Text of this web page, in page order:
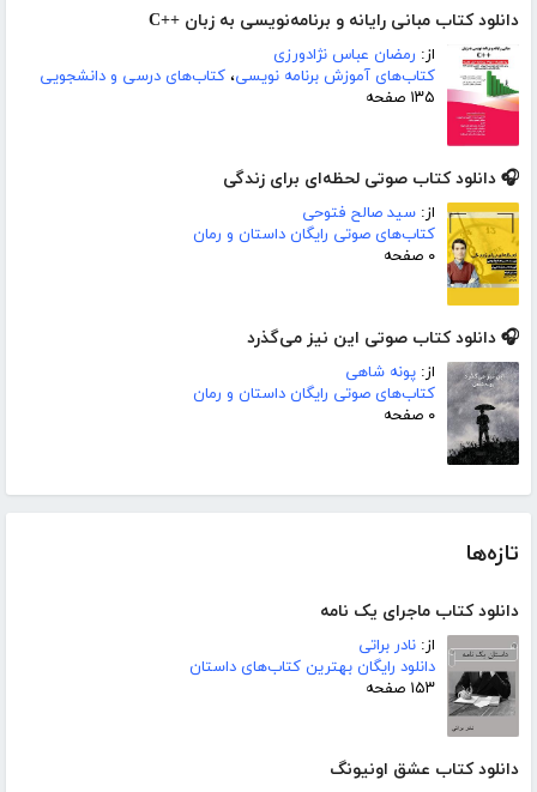
دانلود کتاب مبانی رایانه و برنامه‌نویسی به زبان ++C
از: رمضان عباس نژادورزی
کتاب‌های آموزش برنامه نویسی، کتاب‌های درسی و دانشجویی
۱۳۵ صفحه
🎧 دانلود کتاب صوتی لحظه‌ای برای زندگی
از: سید صالح فتوحی
کتاب‌های صوتی رایگان داستان و رمان
۰ صفحه
🎧 دانلود کتاب صوتی این نیز می‌گذرد
از: پونه شاهی
کتاب‌های صوتی رایگان داستان و رمان
۰ صفحه
تازه‌ها
دانلود کتاب ماجرای یک نامه
از: نادر براتی
دانلود رایگان بهترین کتاب‌های داستان
۱۵۳ صفحه
دانلود کتاب عشق اونیونگ